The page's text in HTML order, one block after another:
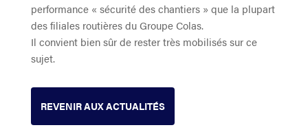
performance « sécurité des chantiers » que la plupart
des filiales routières du Groupe Colas.
Il convient bien sûr de rester très mobilisés sur ce
sujet.
REVENIR AUX ACTUALITÉS